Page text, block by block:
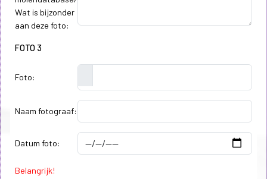
Wat is bijzonder
aan deze foto:
FOTO 3
Foto:
Naam fotograaf:
Datum foto:
Belangrijk!